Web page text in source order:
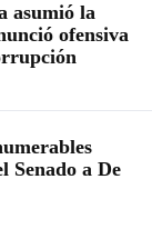
asumió la
ofensiva
Senado a De